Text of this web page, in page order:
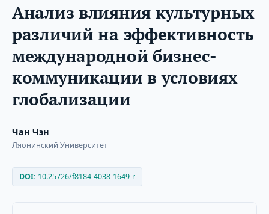
Анализ влияния культурных
различий на эффективность
международной бизнес-
коммуникации в условиях
глобализации
Чан Чэн
Ляонинский Университет
DOI: 10.25726/f8184-4038-1649-r